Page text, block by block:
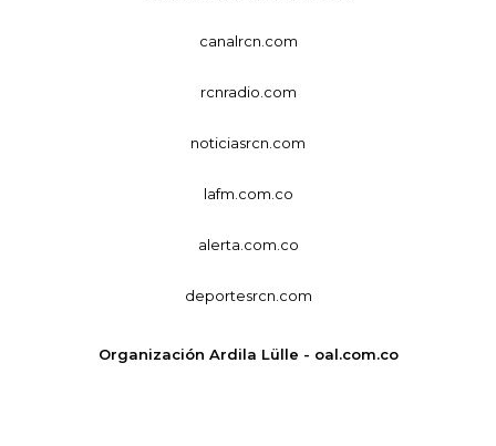
canalrcn.com
rcnradio.com
noticiasrcn.com
lafm.com.co
alerta.com.co
deportesrcn.com
Organización Ardila Lülle - oal.com.co